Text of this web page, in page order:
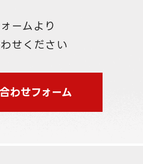
ームより
せください
わせフォーム